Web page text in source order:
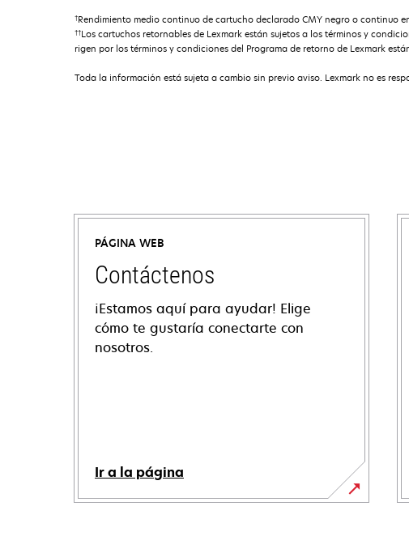
†Rendimiento medio continuo de cartucho declarado CMY negro o continuo
††Los cartuchos retornables de Lexmark están sujetos a los términos y
rigen por los términos y condiciones del Programa de retorno de Lexmark
Toda la información está sujeta a cambio sin previo aviso. Lexmark no es
PÁGINA WEB
Contáctenos
¡Estamos aquí para ayudar! Elige
cómo te gustaría conectarte con
nosotros.
Ir a la página